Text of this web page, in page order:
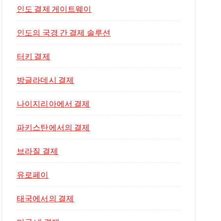
인도 결제 게이트웨이
인도의 국경 간 결제 솔루션
터키 결제
방글라데시 결제
나이지리아에서 결제
파키스탄에서의 결제
브라질 결제
유로페이
태국에서의 결제